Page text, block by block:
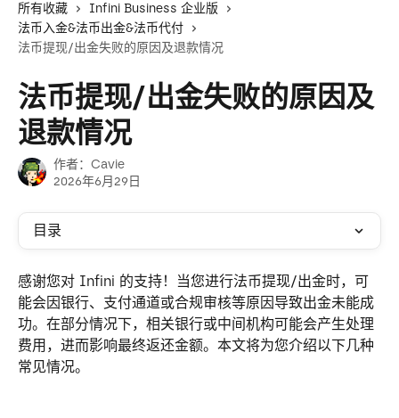
所有收藏
Infini Business 企业版
法币入金&法币出金&法币代付
法币提现/出金失败的原因及退款情况
法币提现/出金失败的原因及
退款情况
作者： Cavie
2026年6月29日
目录
感谢您对 Infini 的支持！当您进行法币提现/出金时，可
能会因银行、支付通道或合规审核等原因导致出金未能成
功。在部分情况下，相关银行或中间机构可能会产生处理
费用，进而影响最终返还金额。本文将为您介绍以下几种
常见情况。